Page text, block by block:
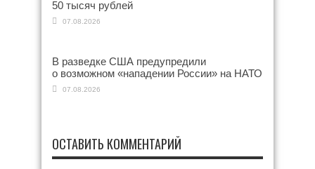
50 тысяч рублей
07.08.2026
В разведке США предупредили
о возможном «нападении России» на НАТО
07.08.2026
ОСТАВИТЬ КОММЕНТАРИЙ